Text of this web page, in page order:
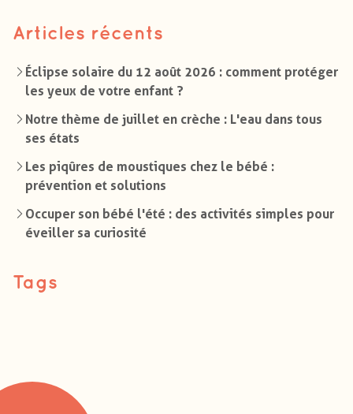
Articles récents
Éclipse solaire du 12 août 2026 : comment protéger
les yeux de votre enfant ?
Notre thème de juillet en crèche : L'eau dans tous
ses états
Les piqûres de moustiques chez le bébé :
prévention et solutions
Occuper son bébé l'été : des activités simples pour
éveiller sa curiosité
Tags